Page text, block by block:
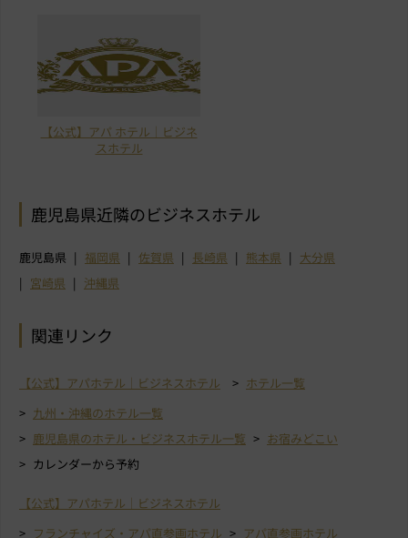
【公式】アパ ホテル｜ビジネ
スホテル
鹿児島県近隣のビジネスホテル
鹿児島県 福岡県 佐賀県 長崎県 熊本県
大分県
宮崎県
沖縄県
関連リンク
【公式】アパホテル｜ビジネスホテル
ホテル一覧
九州・沖縄のホテル一覧
鹿児島県のホテル・ビジネスホテル一覧
お宿みどこい
カレンダーから予約
【公式】アパホテル｜ビジネスホテル
フランチャイズ・アパ直参画ホテル
アパ直参画ホテル